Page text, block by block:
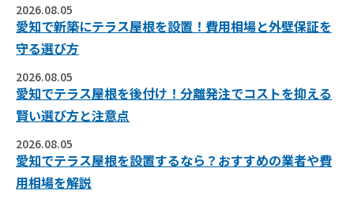
2026.08.05
愛知で新築にテラス屋根を設置！費用相場と外壁保証を
守る選び方
2026.08.05
愛知でテラス屋根を後付け！分離発注でコストを抑える
賢い選び方と注意点
2026.08.05
愛知でテラス屋根を設置するなら？おすすめの業者や費
用相場を解説